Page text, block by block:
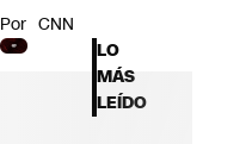
Por CNN
LO
MÁS
LEÍDO